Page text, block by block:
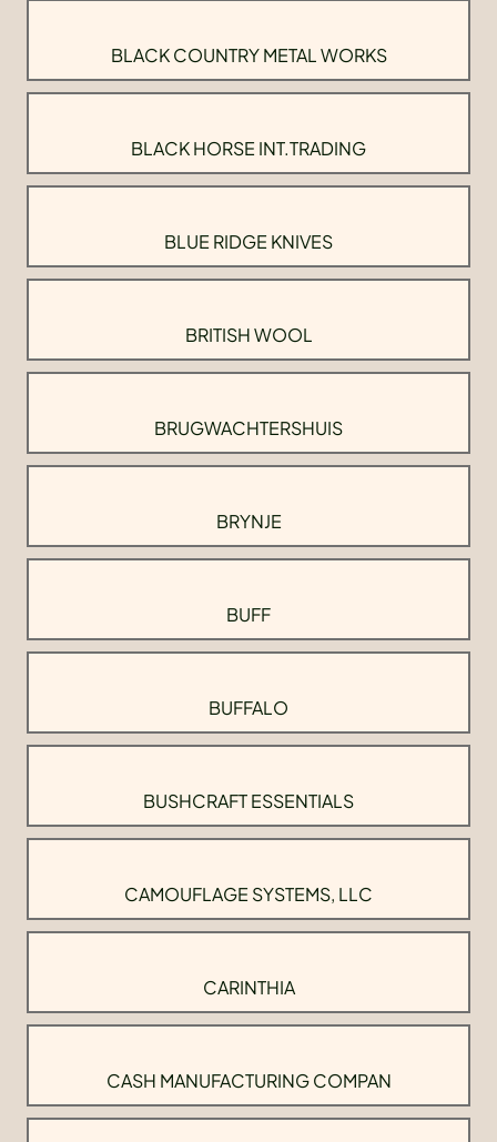
BLACK COUNTRY METAL WORKS
BLACK HORSE INT.TRADING
BLUE RIDGE KNIVES
BRITISH WOOL
BRUGWACHTERSHUIS
BRYNJE
BUFF
BUFFALO
BUSHCRAFT ESSENTIALS
CAMOUFLAGE SYSTEMS, LLC
CARINTHIA
CASH MANUFACTURING COMPAN